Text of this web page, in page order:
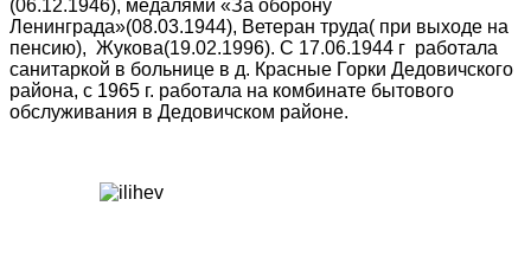
(06.12.1946), медалями «За оборону
Ленинграда»(08.03.1944), Ветеран труда( при выходе на
пенсию), Жукова(19.02.1996). С 17.06.1944 г работала
санитаркой в больнице в д. Красные Горки Дедовичского
района, с 1965 г. работала на комбинате бытового
обслуживания в Дедовичском районе.